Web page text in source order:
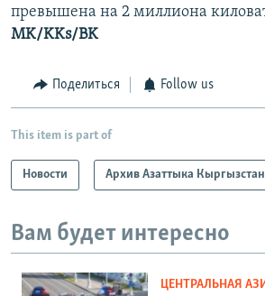
превышена на 2 миллиона
MK/KKs/BK
Поделиться Follow us
This item is part of
Новости Архив Азаттыка Кыргызстан
Вам будет интересно
ЦЕНТРАЛЬНАЯ